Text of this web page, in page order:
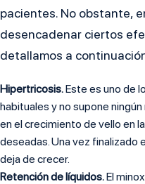
pacientes. No obstante,
desencadenar ciertos
detallamos a
Hipertricosis.Este es uno de
habituales y no supone
en el crecimiento de vello en
deseadas. Una vez
deja de crecer.
Retención de líquidos.El